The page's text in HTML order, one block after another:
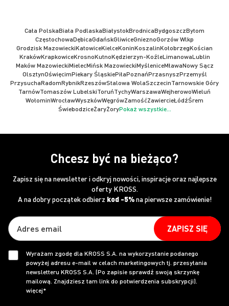
Cała PolskaBiała PodlaskaBiałystokBrodnicaBydgoszczBytom
CzęstochowaDębicaGdańskGliwiceGnieznoGorzów Wlkp
Grodzisk MazowieckiKatowiceKielceKoninKoszalinKołobrzegKościan
KrakówKrapkowiceKrosnoKutnoKędzierzyn-KoźleLimanowaLublin
Maków MazowieckiMielecMińsk MazowieckiMyśleniceMławaNowy Sącz
OlsztynOświęcimPiekary ŚląskiePiłaPoznańPrzasnyszPrzemyśl
PrzysuchaRadomRybnikRzeszówStalowa WolaSzczecinTarnowskie Góry
TarnówTomaszów LubelskiToruńTychyWarszawaWejherowoWieluń
WołominWrocławWyszkówWęgrówZamośćZawiercieŁódźŚrem
ŚwiebodziceŻaryŻoryPokaż wszystkie...
Chcesz być na bieżąco?
Zapisz się na newsletter i odkryj nowości, inspiracje oraz najlepsze
oferty KROSS.
A na dobry początek odbierz kod -5%na pierwsze zamówienie!
ZAPISZ SIĘ
Wyrażam zgodę dla KROSS S.A. na wykorzystanie podanego
powyżej adresu e-mail w celach marketingowych tj. przesyłania
newsletteru KROSS S.A. (Po zapisie sprawdź swoją skrzynkę
mailową. Znajdziesz tam link do potwierdzenia subskrypcji).
więcej*